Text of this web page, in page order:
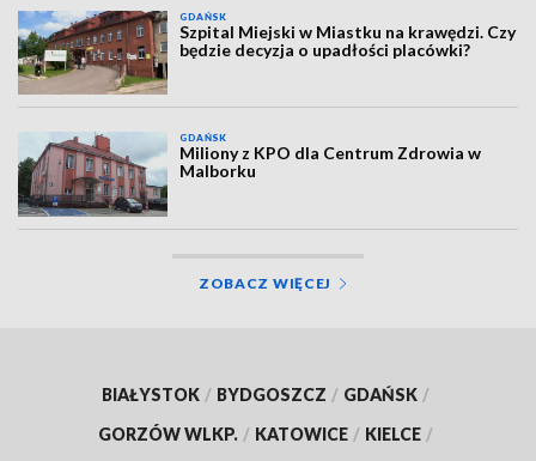
GDAŃSK
Szpital Miejski w Miastku na krawędzi. Czy
będzie decyzja o upadłości placówki?
GDAŃSK
Miliony z KPO dla Centrum Zdrowia w
Malborku
ZOBACZ WIĘCEJ
BIAŁYSTOK / BYDGOSZCZ / GDAŃSK /
GORZÓW WLKP. / KATOWICE / KIELCE /